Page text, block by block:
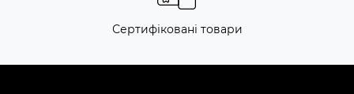
Сертифіковані товари